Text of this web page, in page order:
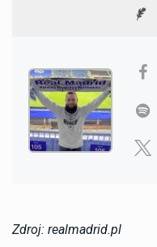
Zdroj: realmadrid.pl